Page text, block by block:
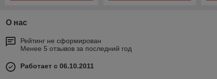
О нас
Рейтинг не сформирован
Менее 5 отзывов за последний год
Работает с 06.10.2011